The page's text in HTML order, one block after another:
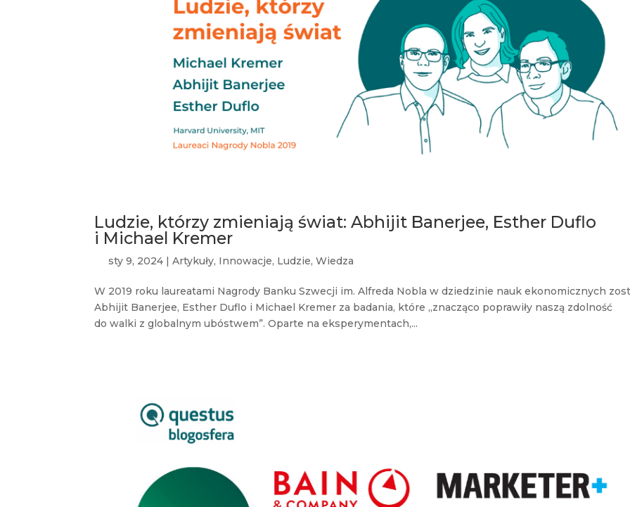
Ludzie, którzy zmieniają świat: Abhijit Banerjee, Esther Duflo
i Michael Kremer
sty 9, 2024 |Artykuły, Innowacje, Ludzie,Wiedza
W 2019 roku laureatami Nagrody Banku Szwecji im. Alfreda Nobla w dziedzinie nauk ekonomicznych
Abhijit Banerjee, Esther Duflo i Michael Kremer za badania, które „znacząco poprawiły naszą zdolność
do walki z globalnym ubóstwem”. Oparte na eksperymentach,...